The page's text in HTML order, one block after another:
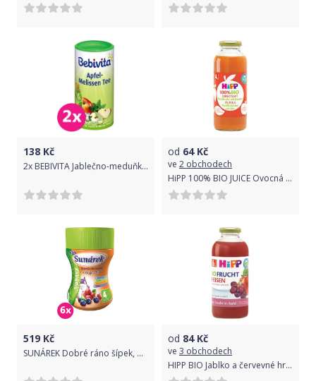
138 Kč
2x BEBIVITA Jablečno-meduňkový čaj – instantní 200 g
od 64Kč
ve 2 obchodech
HiPP 100% BIO JUICE Ovocná šťáva s karotkou 330ml
519 Kč
SUNÁREK Dobré ráno šípek, borůvka rozpustný nápoj 6 x 200g
od 84Kč
ve 3 obchodech
HIPP BIO Jablko a červevné hrozny + železo od 6. měsíce, 500 ml